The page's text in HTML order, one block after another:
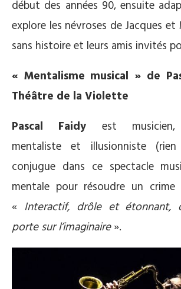
début des années 90, ensuite
explore les névroses de Jacques
sans histoire et leurs amis invités
« Mentalisme musical » de
Théâtre de la Violette
Pascal Faidy est musicien,
mentaliste et illusionniste
conjugue dans ce spectacle
mentale pour résoudre un
« Interactif, drôle et étonnant,
porte sur l’imaginaire».